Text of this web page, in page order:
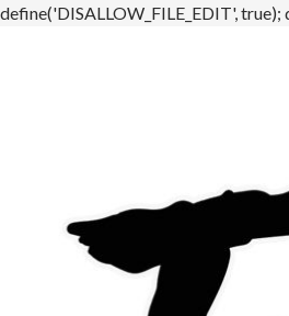
define('DISALLOW_FILE_EDIT',